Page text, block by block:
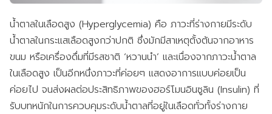
น้ำตาลในเลือดสูง (Hyperglycemia) คือ ภาวะที่ร่างกายมีระดับ
น้ำตาลในกระแสเลือดสูงกว่าปกติ ซึ่งมักมีสาเหตุตั้งต้นจากอาหาร
ขนม หรือเครื่องดื่มที่มีรสชาติ ‘หวานนำ’ และเนื่องจากภาวะน้ำตาล
ในเลือดสูง เป็นอีกหนึ่งภาวะที่ค่อยๆ แสดงอาการแบบค่อยเป็น
ค่อยไป จนส่งผลต่อประสิทธิภาพของฮอร์โมนอินซูลิน (Insulin) ที่
รับบทหนักในการควบคุมระดับน้ำตาลที่อยู่ในเลือดทั่วทั้งร่างกาย